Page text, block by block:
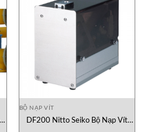
BỘ NẠP VÍT
DF200 Nitto Seiko Bộ Nạp Vít